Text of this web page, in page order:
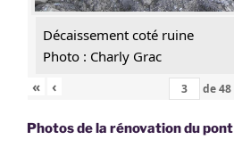
Décaissement coté ruine
Photo : Charly Grac
«
‹ de48
Photos de la rénovation du pont